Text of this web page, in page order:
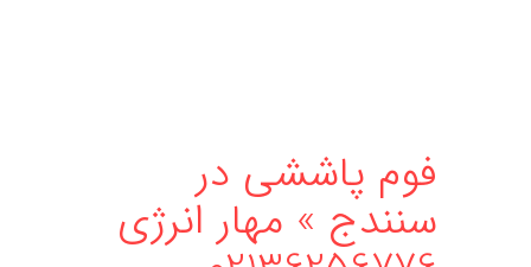
فوم پاششی در
سنندج » مهار انرژی